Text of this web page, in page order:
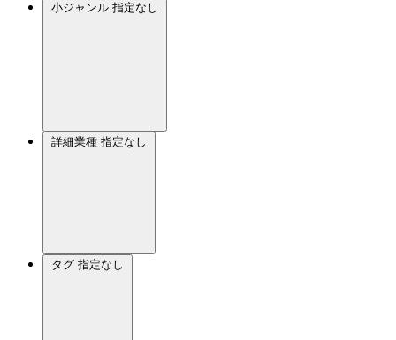
小ジャンル 指定なし
詳細業種 指定なし
タグ 指定なし